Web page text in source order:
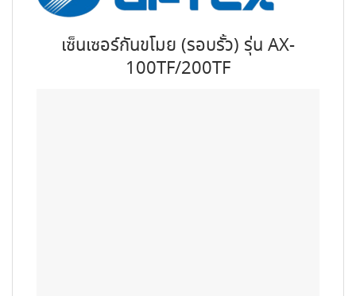
เซ็นเซอร์กันขโมย (รอบรั้ว) รุ่น AX-
100TF/200TF